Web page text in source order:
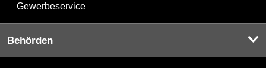
Gewerbeservice
Behörden